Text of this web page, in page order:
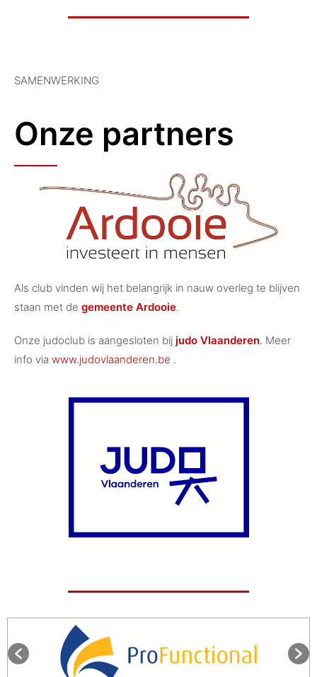
SAMENWERKING
Onze partners
Als club vinden wij het belangrijk in nauw overleg te blijven
staan met de gemeente Ardooie.
Onze judoclub is aangesloten bij judo Vlaanderen. Meer
info via www.judovlaanderen.be .